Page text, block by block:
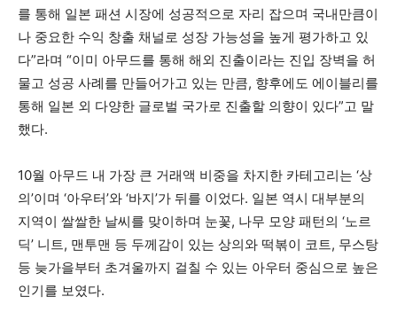
를 통해 일본 패션 시장에 성공적으로 자리 잡으며 국내만큼이
나 중요한 수익 창출 채널로 성장 가능성을 높게 평가하고 있
다”라며 “이미 아무드를 통해 해외 진출이라는 진입 장벽을 허
물고 성공 사례를 만들어가고 있는 만큼, 향후에도 에이블리를
통해 일본 외 다양한 글로벌 국가로 진출할 의향이 있다”고 말
했다.
10월 아무드 내 가장 큰 거래액 비중을 차지한 카테고리는 ‘상
의’이며 ‘아우터’와 ‘바지’가 뒤를 이었다. 일본 역시 대부분의
지역이 쌀쌀한 날씨를 맞이하며 눈꽃, 나무 모양 패턴의 ‘노르
딕’ 니트, 맨투맨 등 두께감이 있는 상의와 떡볶이 코트, 무스탕
등 늦가을부터 초겨울까지 걸칠 수 있는 아우터 중심으로 높은
인기를 보였다.